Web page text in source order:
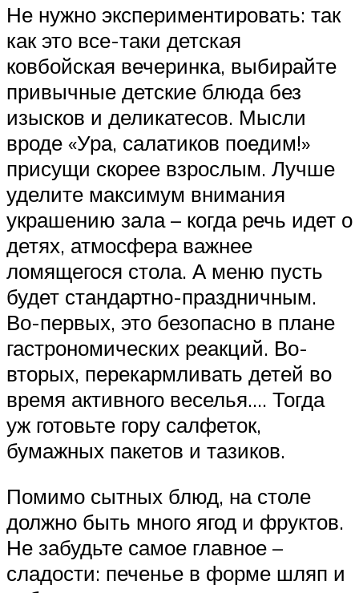
Не нужно экспериментировать: так
как это все-таки детская
ковбойская вечеринка, выбирайте
привычные детские блюда без
изысков и деликатесов. Мысли
вроде «Ура, салатиков поедим!»
присущи скорее взрослым. Лучше
уделите максимум внимания
украшению зала – когда речь идет о
детях, атмосфера важнее
ломящегося стола. А меню пусть
будет стандартно-праздничным.
Во-первых, это безопасно в плане
гастрономических реакций. Во-
вторых, перекармливать детей во
время активного веселья.… Тогда
уж готовьте гору салфеток,
бумажных пакетов и тазиков.
Помимо сытных блюд, на столе
должно быть много ягод и фруктов.
Не забудьте самое главное –
сладости: печенье в форме шляп и